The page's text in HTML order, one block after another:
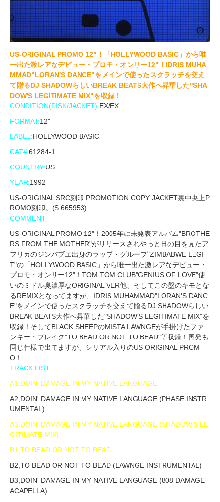
US-ORIGINAL PROMO 12"！「HOLLYWOOD BASIC」から唯
一出た激レアなデビュー・プロモ・オンリー12"！IDRIS MUHA
MMAD"LORAN'S DANCE"をメインで使ったスクラッチを交え
て贈るDJ SHADOWらしいBREAK BEATS大作へ昇華した"SHA
DOW'S LEGITIMATE MIX"を収録！
CONDITION(DISK/JACKET):EX/EX
FORMAT:12"
LABEL:HOLLYWOOD BASIC ‎
CAT#:61284-1
COUNTRY:US
YEAR:1992
US-ORIGINAL SRC刻印 PROMOTION COPY JACKET裏中央上P
ROMO刻印。(S 665953)
COMMENT
US-ORIGINAL PROMO 12"！2005年に未発表アルバム"BROTHE
RS FROM THE MOTHER"がリリースされやっと日の目を見たア
フリカのジンバブエ出身のラップ・グループ"ZIMBABWE LEGI
T"の「HOLLYWOOD BASIC」から唯一出た激レアなデビュー・
プロモ・オンリー12"！TOM TOM CLUB"GENIUS OF LOVE"使
いのミドル臭濃厚なORIGINAL VER他、そしてこの盤のキモとな
るREMIXとなってますが、IDRIS MUHAMMAD"LORAN'S DANC
E"をメインで使ったスクラッチを交えて贈るDJ SHADOWらしい
BREAK BEATS大作へ昇華した"SHADOW'S LEGITIMATE MIX"を
収録！そしてBLACK SHEEPのMISTA LAWNGEが手掛けたファ
ンキー・ブレイク"TO BEAD OR NOT TO BEAD"等収録！再発も
同じ仕様で出てますが、シリアル入りのUS ORIGINAL PROM
O！
TRACK LIST
A1,DOIN' DAMAGE IN MY NATIVE LANGUAGE
A2,DOIN' DAMAGE IN MY NATIVE LANGUAGE (PHASE INSTR
UMENTAL)
A3,DOIN' DAMAGE IN MY NATIVE LANGUAGE (SHADOW'S LE
GITIMATE MIX)
B1,TO BEAD OR NOT TO BEAD
B2,TO BEAD OR NOT TO BEAD (LAWNGE INSTRUMENTAL)
B3,DOIN' DAMAGE IN MY NATIVE LANGUAGE (808 DAMAGE
ACAPELLA)